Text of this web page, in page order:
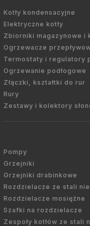
Kotły kondensacyjne
Elektryczne kotły
Zbiorniki magazynowe i
Ogrzewacze
Termostaty i regulatory
Ogrzewanie podłogowe
Złączki, kształtki do rur
Rury
Zestawy i kolektory
Pompy
Grzejniki
Grzejniki drabinkowe
Rozdzielacze ze stali
Rozdzielacze mosiężne
Szafki na rozdzielacze
Zespoły kotłów ze stali